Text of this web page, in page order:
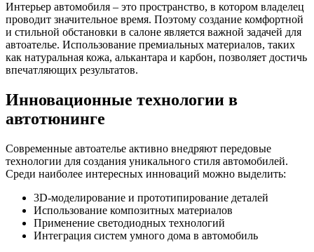
Интерьер автомобиля – это пространство, в котором владелец
проводит значительное время. Поэтому создание комфортной
и стильной обстановки в салоне является важной задачей для
автоателье. Использование премиальных материалов, таких
как натуральная кожа, алькантара и карбон, позволяет достичь
впечатляющих результатов.
Инновационные технологии в
автотюнинге
Современные автоателье активно внедряют передовые
технологии для создания уникального стиля автомобилей.
Среди наиболее интересных инноваций можно выделить:
3D-моделирование и прототипирование деталей
Использование композитных материалов
Применение светодиодных технологий
Интеграция систем умного дома в автомобиль